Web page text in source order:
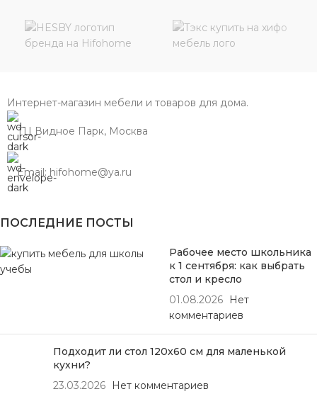
Интернет-магазин мебели и товаров для дома.
ТЦ Видное Парк, Москва
Email: hifohome@ya.ru
ПОСЛЕДНИЕ ПОСТЫ
Рабочее место школьника
к 1 сентября: как выбрать
стол и кресло
01.08.2026
Нет
комментариев
Подходит ли стол 120х60 см для маленькой
кухни?
23.03.2026
Нет комментариев